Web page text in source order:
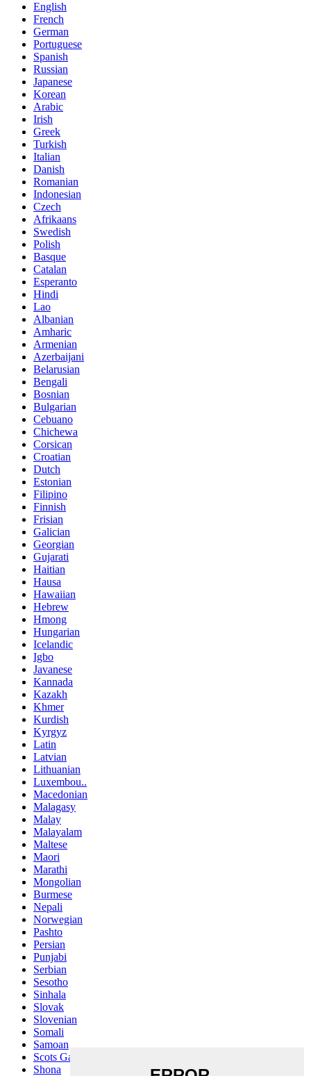
English
French
German
Portuguese
Spanish
Russian
Japanese
Korean
Arabic
Irish
Greek
Turkish
Italian
Danish
Romanian
Indonesian
Czech
Afrikaans
Swedish
Polish
Basque
Catalan
Esperanto
Hindi
Lao
Albanian
Amharic
Armenian
Azerbaijani
Belarusian
Bengali
Bosnian
Bulgarian
Cebuano
Chichewa
Corsican
Croatian
Dutch
Estonian
Filipino
Finnish
Frisian
Galician
Georgian
Gujarati
Haitian
Hausa
Hawaiian
Hebrew
Hmong
Hungarian
Icelandic
Igbo
Javanese
Kannada
Kazakh
Khmer
Kurdish
Kyrgyz
Latin
Latvian
Lithuanian
Luxembou..
Macedonian
Malagasy
Malay
Malayalam
Maltese
Maori
Marathi
Mongolian
Burmese
Nepali
Norwegian
Pashto
Persian
Punjabi
Serbian
Sesotho
Sinhala
Slovak
Slovenian
Somali
Samoan
Scots Gaelic
Shona